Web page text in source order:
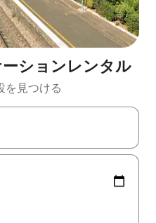
ションレンタル
を見つける
の矢印キーを使って移動するか